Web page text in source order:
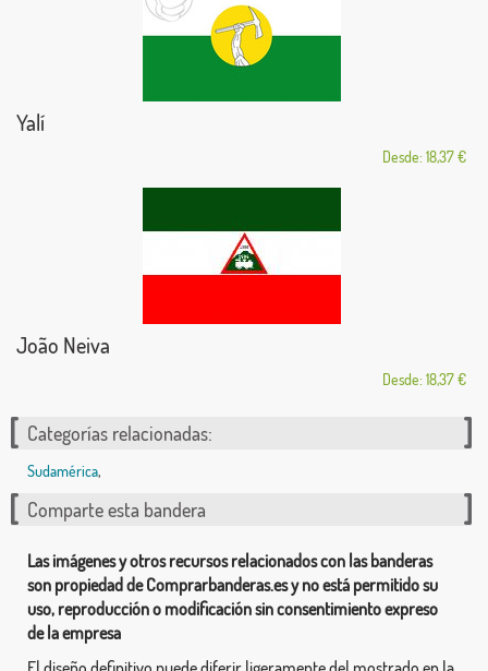
Yalí
Desde: 18,37 €
João Neiva
Desde: 18,37 €
Categorías relacionadas:
Sudamérica,
Comparte esta bandera
Las imágenes y otros recursos relacionados con las banderas
son propiedad de Comprarbanderas.es y no está permitido su
uso, reproducción o modificación sin consentimiento expreso
de la empresa